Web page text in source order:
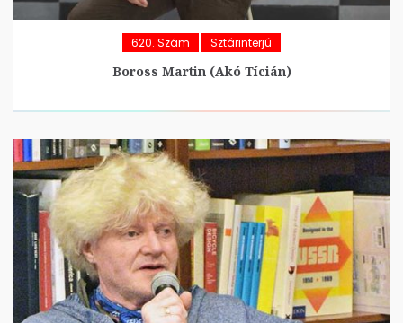
620. Szám Sztárinterjú
Boross Martin (Akó Tícián)